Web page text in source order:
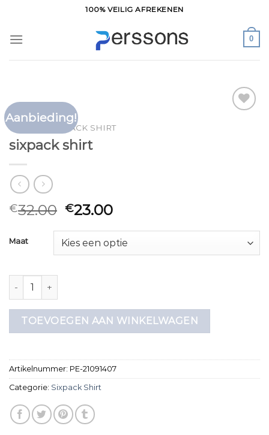
inhoud
100% VEILIG AFREKENEN
0
Aanbieding!
HOME SIXPACK SHIRT
sixpack shirt
€32.00 €23.00
Maat
sixpack shirt aantal
TOEVOEGEN AAN WINKELWAGEN
Artikelnummer: PE-21091407
Categorie: Sixpack Shirt